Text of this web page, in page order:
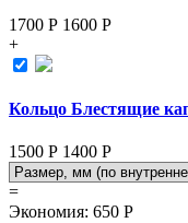
1700 Р 1600 Р
+
Кольцо Блестящие
1500 Р 1400 Р
=
Экономия: 650 Р